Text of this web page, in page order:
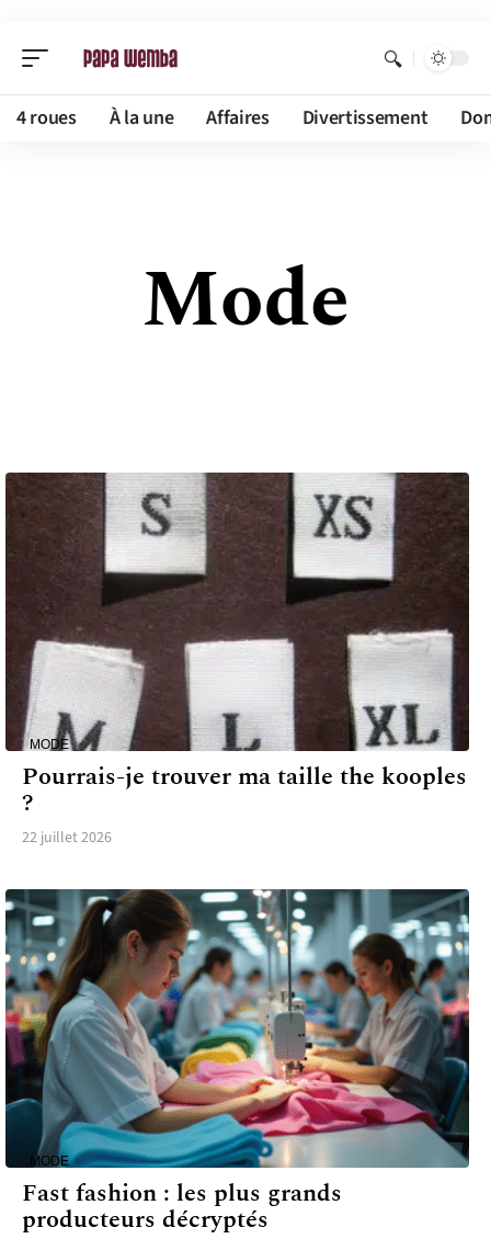
4 roues À la une Affaires Divertissement
Mode
MODE
Pourrais-je trouver ma taille the kooples
?
22 juillet 2026
MODE
Fast fashion : les plus grands
producteurs décryptés